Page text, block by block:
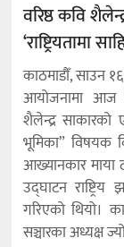
वरिष्ठ कवि
‘राष्ट्रियतामा
काठमाडौँ, साउन
आयोजनामा आज
शैलेन्द्र साकारको
भूमिका” विषयक
आख्यानकार माया
उद्घाटन
गरिएको थियो।
सञ्चारका अध्यक्ष